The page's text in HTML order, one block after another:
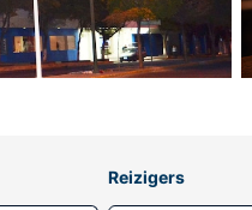
Reizigers